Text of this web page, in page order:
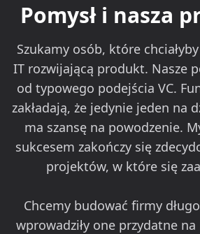
Pomysł i nasza
Szukamy osób, które
IT rozwijającą produkt. Nasze
od typowego podejścia VC.
zakładają, że jedynie jeden na
ma szansę na powodzenie.
sukcesem zakończy się
projektów, w które się
Chcemy budować firmy
wprowadziły one przydatne